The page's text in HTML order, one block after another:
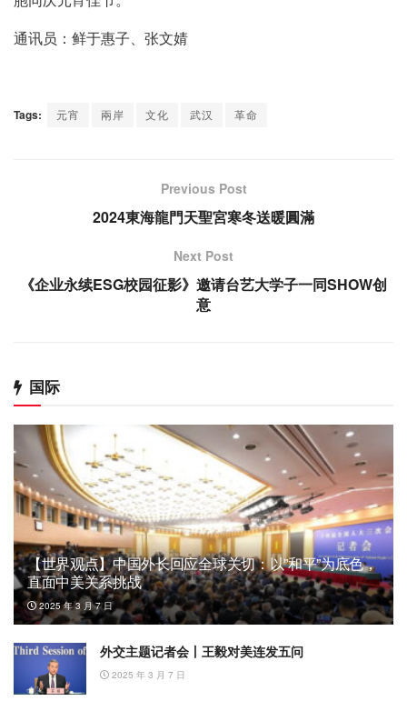
通讯员：鲜于惠子、张文婧
Tags: 元宵 兩岸 文化 武汉 革命
Previous Post
2024東海龍門天聖宮寒冬送暖圓滿
Next Post
《企业永续ESG校园征影》邀请台艺大学子一同SHOW创
意
国际
【世界观点】中国外长回应全球关切：以”和平”为底色，
直面中美关系挑战
2025 年 3 月 7 日
外交主题记者会丨王毅对美连发五问
2025 年 3 月 7 日